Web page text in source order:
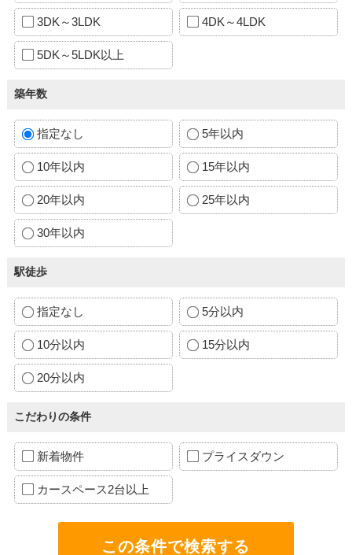
3DK～3LDK 4DK～4LDK
5DK～5LDK以上
築年数
指定なし 5年以内
10年以内 15年以内
20年以内 25年以内
30年以内
駅徒歩
指定なし 5分以内
10分以内 15分以内
20分以内
こだわりの条件
新着物件 プライスダウン
カースペース2台以上